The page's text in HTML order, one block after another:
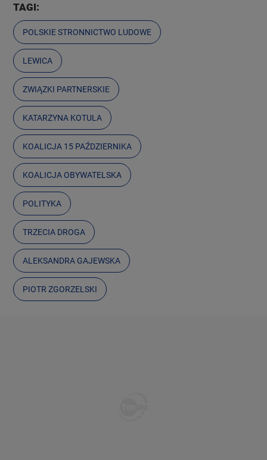
TAGI:
POLSKIE STRONNICTWO LUDOWE
LEWICA
ZWIĄZKI PARTNERSKIE
KATARZYNA KOTULA
KOALICJA 15 PAŹDZIERNIKA
KOALICJA OBYWATELSKA
POLITYKA
TRZECIA DROGA
ALEKSANDRA GAJEWSKA
PIOTR ZGORZELSKI